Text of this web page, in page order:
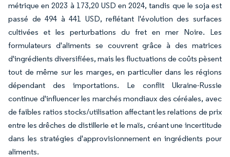
métrique en 2023 à 173,20 USD en 2024, tandis que le soja est
passé de 494 à 441 USD, reflétant l'évolution des surfaces
cultivées et les perturbations du fret en mer Noire. Les
formulateurs d'aliments se couvrent grâce à des matrices
d'ingrédients diversifiées, mais les fluctuations de coûts pèsent
tout de même sur les marges, en particulier dans les régions
dépendant des importations. Le conflit Ukraine-Russie
continue d'influencer les marchés mondiaux des céréales, avec
de faibles ratios stocks/utilisation affectant les relations de prix
entre les drêches de distillerie et le maïs, créant une incertitude
dans les stratégies d'approvisionnement en ingrédients pour
aliments.